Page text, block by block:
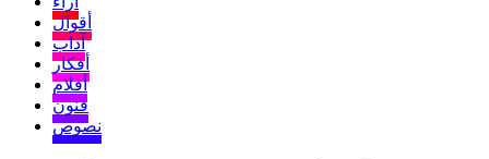
أقوال
آداب
أفكار
أفلام
فنون
نصوص